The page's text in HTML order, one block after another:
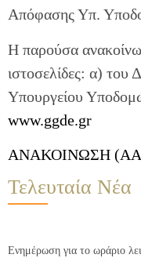
Απόφασης Υπ.
Η παρούσα
ιστοσελίδες: α) του
Υπουργείου
www.ggde.gr
ΑΝΑΚΟΙΝΩΣΗ
Τελευταία Νέα
Ενημέρωση για το ωράριο